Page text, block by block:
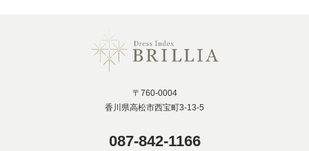
〒760-0004
香川県高松市西宝町3-13-5
087-842-1166